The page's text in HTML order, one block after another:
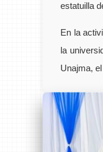
estatuilla
En la
la
Unajma,